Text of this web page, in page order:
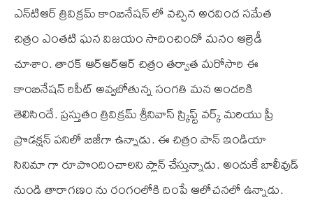
ఎన్‌టి‌ఆర్ త్రివిక్రమ్ కాంబినేషన్ లో వచ్చిన అరవింద సమేత
చిత్రం ఎంతటి ఘన విజయం సాదించిందో మనం ఆల్రెడీ
చూశాం. తారక్ ఆర్‌ఆర్‌ఆర్ చిత్రం తర్వాత మరోసారి ఈ
కాంబినేషన్ రిపీట్ అవ్వబోతున్న సంగతి మన అందరికి
తెలిసిందే. ప్రస్తుతం త్రివిక్రమ్ శ్రీనివాస్ స్క్రిప్ట్ వర్క్ మరియు ప్రీ
ప్రొడక్షన్ పనిలో బిజీగా ఉన్నాడు. ఈ చిత్రం పాన్ ఇండియా
సినిమా గా రూపొందించాలని ప్లాన్ చేస్తున్నాడు. అందుకే బాలీవుడ్
నుండి తారాగణం ను రంగంలోకి దింపే ఆలోచనలో ఉన్నాడు.